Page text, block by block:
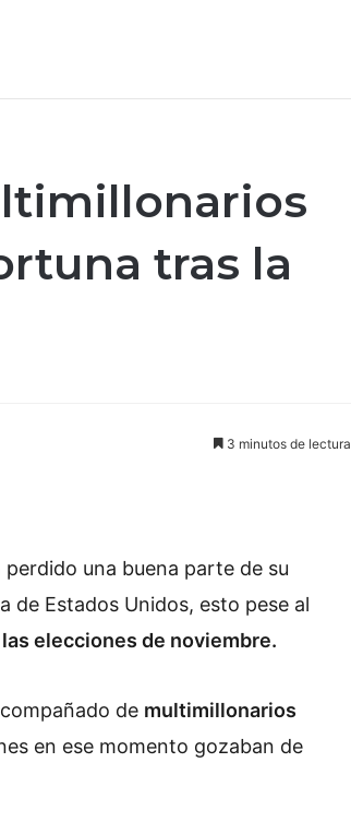
tras la
3 minutos de lectura
una buena parte de su
de Estados Unidos, esto pese al
elecciones de noviembre.
de multimillonarios
en ese momento gozaban de